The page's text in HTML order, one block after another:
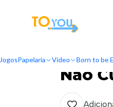
JogosPapelaria Vídeo Born to be
Vida Cristã Não Culpe Deus! -
|
Não